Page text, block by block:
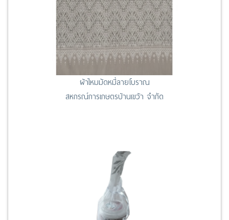
ผ้าไหมมัดหมี่ลายโบราณ
สหกรณ์การเกษตรบ้านเขว้า จำกัด